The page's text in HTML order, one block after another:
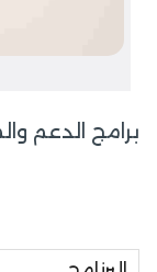
برامج الدعم